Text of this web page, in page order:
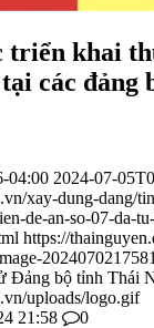
triển khai
các đảng
04:00 2024-07-
xay-dung-dang/
de-an-so-07-da-
https://
Đảng bộ tỉnh Thái
uploads/logo.gif
21:58
0